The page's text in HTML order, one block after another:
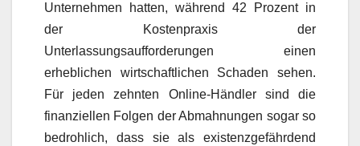
Unternehmen hatten, während 42 Prozent in
der Kostenpraxis der
Unterlassungsaufforderungen einen
erheblichen wirtschaftlichen Schaden sehen.
Für jeden zehnten Online-Händler sind die
finanziellen Folgen der Abmahnungen sogar so
bedrohlich, dass sie als existenzgefährdend